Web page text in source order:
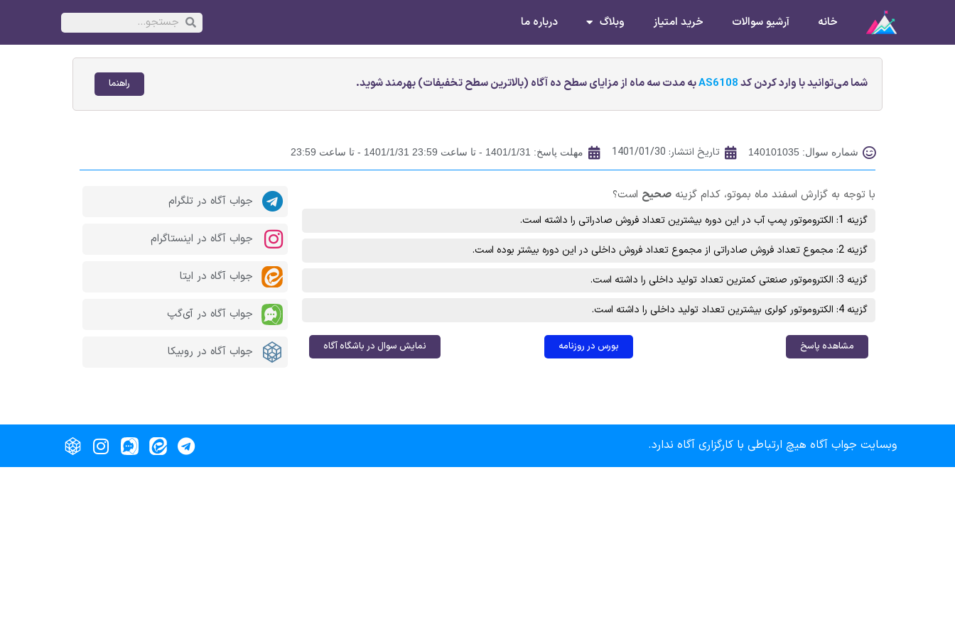
خانه آرشیو سوالات خرید امتیاز وبلاگ درباره ما
شما می‌توانید با وارد کردن کدAS6108به مدت سه ماه از مزایای سطح ده آگاه (بالاترین سطح تخفیفات) بهرمند شوید. راهنما
شماره سوال: 140101035 تاریخ انتشار: 1401/01/30 مهلت پاسخ: 1401/1/31 - تا ساعت 23:59 1401/1/31 - تا ساعت 23:59
با توجه به گزارش اسفند ماه بموتو، کدام گزینه صحیح است؟
گزینه 1: الکتروموتور پمپ آب در این دوره بیشترین تعداد فروش صادراتی را داشته است.
گزینه 2: مجموع تعداد فروش صادراتی از مجموع تعداد فروش داخلی در این دوره بیشتر بوده است.
گزینه 3: الکتروموتور صنعتی کمترین تعداد تولید داخلی را داشته است.
گزینه 4: الکتروموتور کولری بیشترین تعداد تولید داخلی را داشته است.
مشاهده پاسخ بورس در روزنامه نمایش سوال در باشگاه آگاه
جواب آگاه در تلگرام
جواب آگاه در اینستاگرام
جواب آگاه در ایتا
جواب آگاه در آی‌گپ
جواب آگاه در روبیکا
وبسایت جواب آگاه هیچ ارتباطی با کارگزاری آگاه ندارد.